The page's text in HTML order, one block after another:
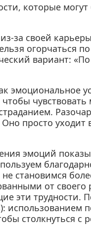
которые
за своей
огорчаться
вариант:
эмоциональное
чтобы
просто уходит
эмоций
становимся
от своего
эти трудности.
использованием
столкнуться с